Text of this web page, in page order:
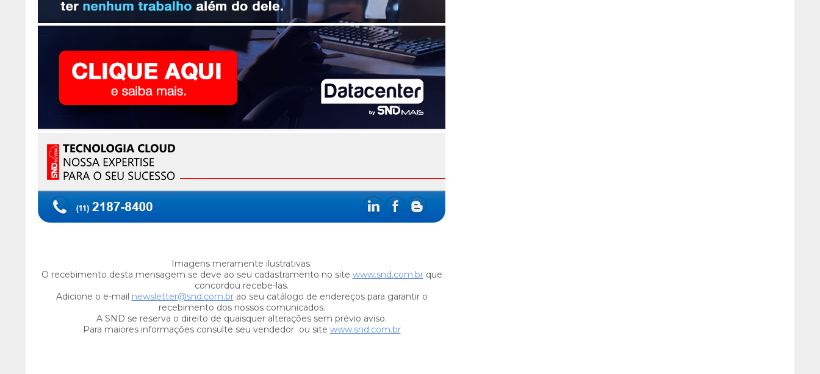
Imagens meramente ilustrativas.
O recebimento desta mensagem se deve ao seu cadastramento no site www.snd.com.brque
concordou recebe-las.
Adicione o e-mail newsletter@snd.com.brao seu catálogo de endereços para garantir o
recebimento dos nossos comunicados.
A SND se reserva o direito de quaisquer alterações sem prévio aviso.
Para maiores informações consulte seu vendedor ou site www.snd.com.br